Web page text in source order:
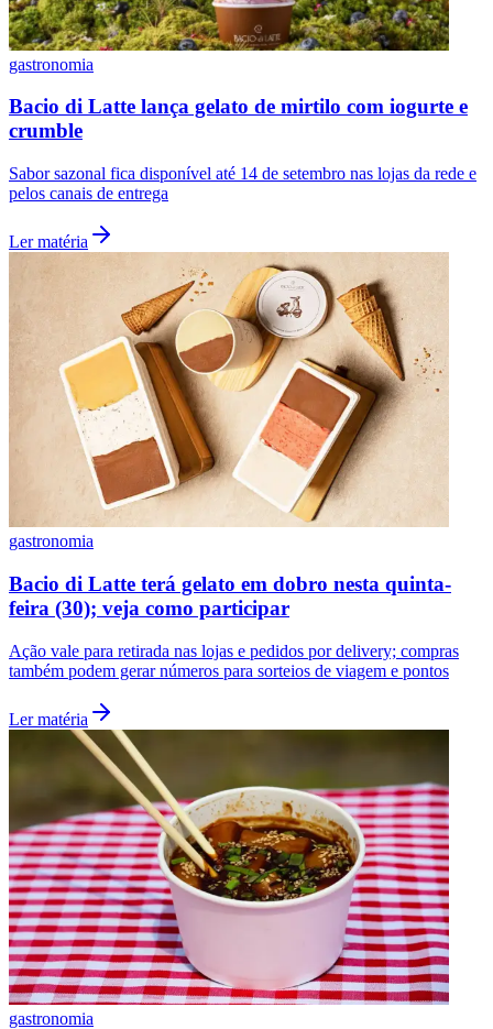
Flamengo
gastronomia
Bacio di Latte lança gelato de mirtilo com iogurte e
crumble
Sabor sazonal fica disponível até 14 de setembro nas lojas da rede e
pelos canais de entrega
Ler matéria
gastronomia
Bacio di Latte terá gelato em dobro nesta quinta-
feira (30); veja como participar
Ação vale para retirada nas lojas e pedidos por delivery; compras
também podem gerar números para sorteios de viagem e pontos
Ler matéria
gastronomia